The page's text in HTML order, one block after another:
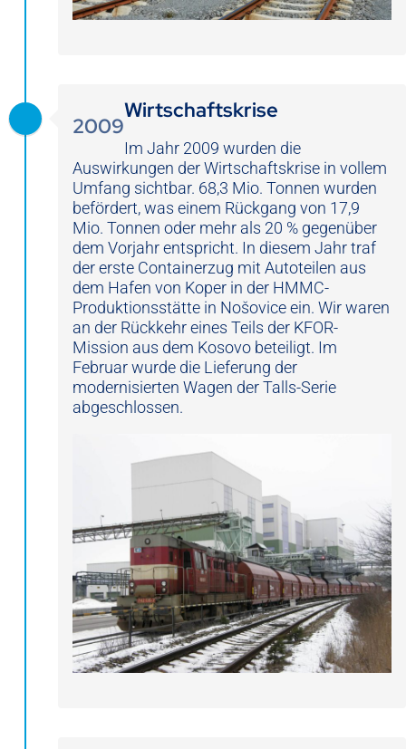
2009
Wirtschaftskrise
Im Jahr 2009 wurden die
Auswirkungen der Wirtschaftskrise in vollem
Umfang sichtbar. 68,3 Mio. Tonnen wurden
befördert, was einem Rückgang von 17,9
Mio. Tonnen oder mehr als 20 % gegenüber
dem Vorjahr entspricht. In diesem Jahr traf
der erste Containerzug mit Autoteilen aus
dem Hafen von Koper in der HMMC-
Produktionsstätte in Nošovice ein. Wir waren
an der Rückkehr eines Teils der KFOR-
Mission aus dem Kosovo beteiligt. Im
Februar wurde die Lieferung der
modernisierten Wagen der Talls-Serie
abgeschlossen.